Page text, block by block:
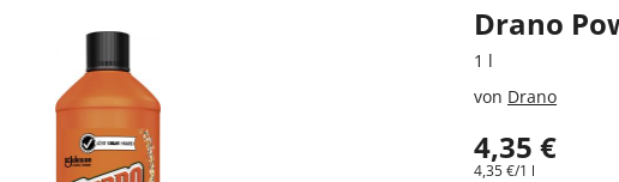
Drano
1 l
von Drano
4,35 €
4,35 €/1 l